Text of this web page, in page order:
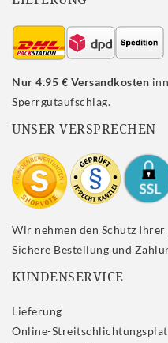
Nur 4.95 € Versandkosten
Sperrgutaufschlag.
UNSER VERSPRECHEN
Wir nehmen den Schutz
Sichere Bestellung und
KUNDENSERVICE
Lieferung
Online-